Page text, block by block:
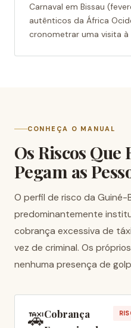
Carnaval em Bissau
autênticos da África
cronometrar uma visita à
CONHEÇA O MANUAL
Os Riscos Que
Pegam as
O perfil de risco da Guiné-
predominantemente
cobrança excessiva de
vez de criminal. Os
nenhuma presença de
🚕Cobrança